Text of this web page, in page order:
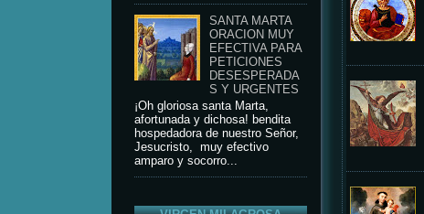
SANTA MARTA
ORACION MUY
EFECTIVA PARA
PETICIONES
DESESPERADA
S Y URGENTES
¡Oh gloriosa santa Marta,
afortunada y dichosa! bendita
hospedadora de nuestro Señor,
Jesucristo, muy efectivo
amparo y socorro...